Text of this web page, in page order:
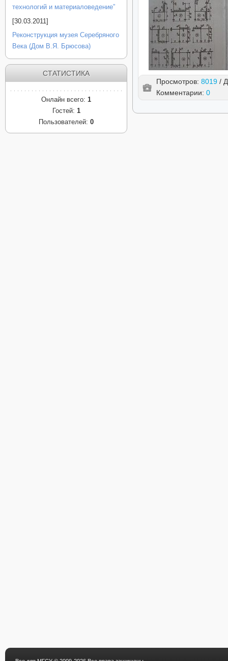
Просмотров: 8019 /
Комментарии: 0
технологий и материаловедение”
[30.03.2011]
Реконструкция музея Серебряного
Века (Дом В.Я. Брюсова)
СТАТИСТИКА
Онлайн всего: 1
Гостей: 1
Пользователей: 0